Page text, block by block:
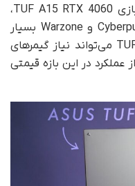
لگ و افت ناگهانی باشد. در تست بازی TUF A15 RTX 4060،
عملکرد دستگاه در عناوینی مثل Cyberpunk و Warzone بسیار
رضایت‌بخش بوده و نشان می‌دهد TUF می‌تواند نیاز گیمرهای
در این بازه قیمتی